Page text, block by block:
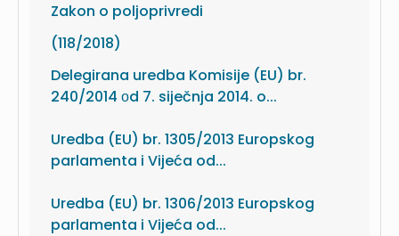
Zakon o poljoprivredi
(118/2018)
Delegirana uredba Komisije (EU) br.
240/2014 оd 7. siječnja 2014. o...
Uredba (EU) br. 1305/2013 Europskog
parlamenta i Vijeća od...
Uredba (EU) br. 1306/2013 Europskog
parlamenta i Vijeća od...